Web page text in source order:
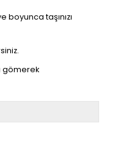
boyunca taşınızı
gömerek